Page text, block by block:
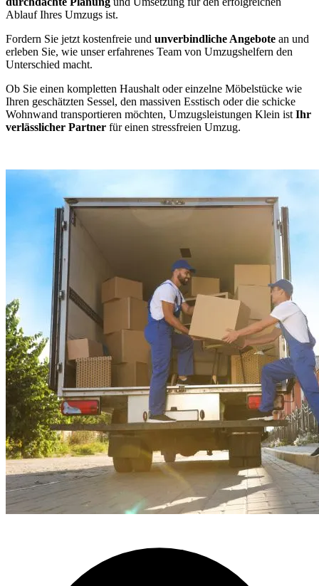
Ablauf Ihres Umzugs ist.
Fordern Sie jetzt kostenfreie und unverbindliche Angebote an und
erleben Sie, wie unser erfahrenes Team von Umzugshelfern den
Unterschied macht.
Ob Sie einen kompletten Haushalt oder einzelne Möbelstücke wie
Ihren geschätzten Sessel, den massiven Esstisch oder die schicke
Wohnwand transportieren möchten, Umzugsleistungen Klein ist Ihr
verlässlicher Partner für einen stressfreien Umzug.